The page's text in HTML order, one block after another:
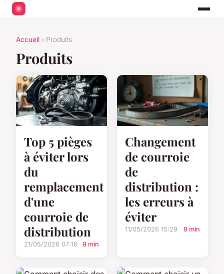
Accueil › Produits
Produits
Top 5 pièges
à éviter lors
du
remplacement
d'une
courroie de
distribution
21/05/2026 07:16 9 min
Changement
de courroie
de
distribution :
les erreurs à
éviter
11/05/2026 15:29 9 min